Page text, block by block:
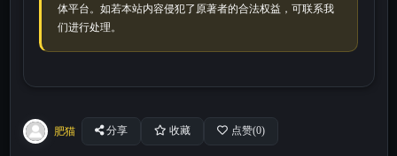
体平台。如若本站内容侵犯了原著者的合法权益，可联系我
们进行处理。
肥猫 分享 收藏 点赞(0)